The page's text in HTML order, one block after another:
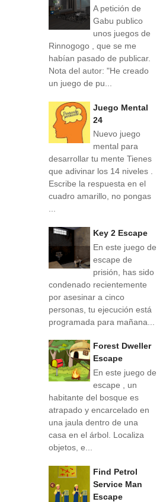
A petición de
Gabu publico
unos juegos de
Rinnogogo , que se me
habían pasado de publicar.
Nota del autor: "He creado
un juego de pu...
Juego Mental
24
Nuevo juego
mental para
desarrollar tu mente Tienes
que adivinar los 14 niveles .
Escribe la respuesta en el
cuadro amarillo, no pongas
...
Key 2 Escape
En este juego de
escape de
prisión, has sido
condenado recientemente
por asesinar a cinco
personas, tu ejecución está
programada para mañana...
Forest Dweller
Escape
En este juego de
escape , un
habitante del bosque es
atrapado y encarcelado en
una jaula dentro de una
casa en el árbol. Localiza
objetos, e...
Find Petrol
Service Man
Escape